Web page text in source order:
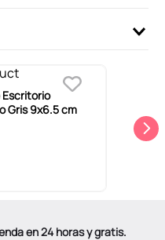
Escritorio
Gris 9x6.5 cm
en 24 horas y gratis.